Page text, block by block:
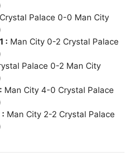
Crystal Palace 0-0 Man City
: Man City 0-2 Crystal Palace
Palace 0-2 Man City
Man City 4-0 Crystal Palace
Man City 2-2 Crystal Palace